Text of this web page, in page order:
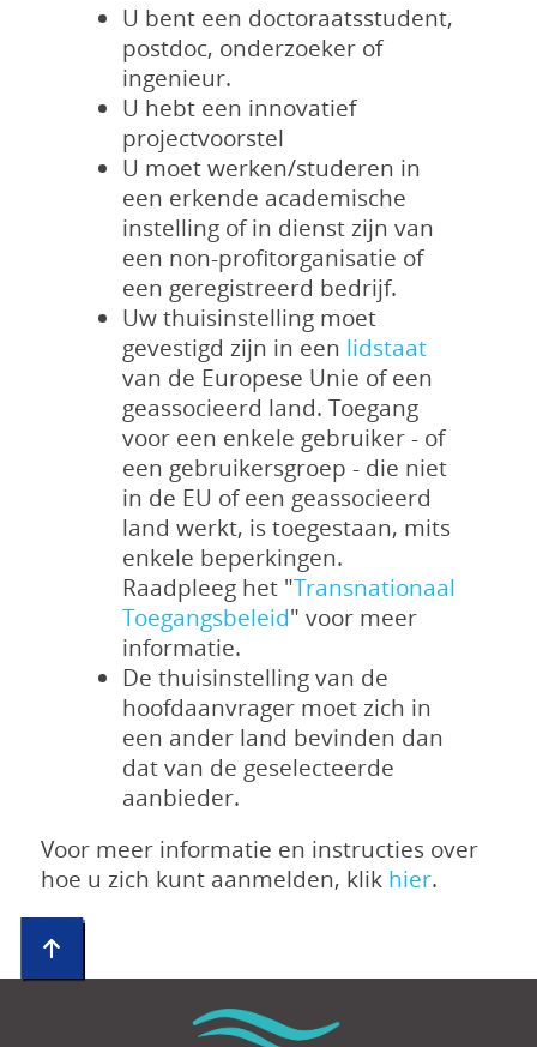
U bent een doctoraatsstudent,
postdoc, onderzoeker of
ingenieur.
U hebt een innovatief
projectvoorstel
U moet werken/studeren in
een erkende academische
instelling of in dienst zijn van
een non-profitorganisatie of
een geregistreerd bedrijf.
Uw thuisinstelling moet
gevestigd zijn in een lidstaat
van de Europese Unie of een
geassocieerd land. Toegang
voor een enkele gebruiker - of
een gebruikersgroep - die niet
in de EU of een geassocieerd
land werkt, is toegestaan, mits
enkele beperkingen.
Raadpleeg het "Transnationaal
Toegangsbeleid" voor meer
informatie.
De thuisinstelling van de
hoofdaanvrager moet zich in
een ander land bevinden dan
dat van de geselecteerde
aanbieder.
Voor meer informatie en instructies over
hoe u zich kunt aanmelden, klik hier.